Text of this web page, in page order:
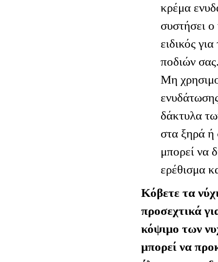
κρέμα
συστήσει
ειδικός
ποδιών
Μη
δάκτυλα
στα ξηρά
μπορεί να
ερέθισμα
Κόβετε τα
προσεχτικά
κόψιμο των
μπορεί να